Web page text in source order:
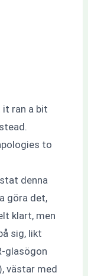
ran a bit
to
denna
göra det,
klart, men
sig, likt
glasögon
västar med